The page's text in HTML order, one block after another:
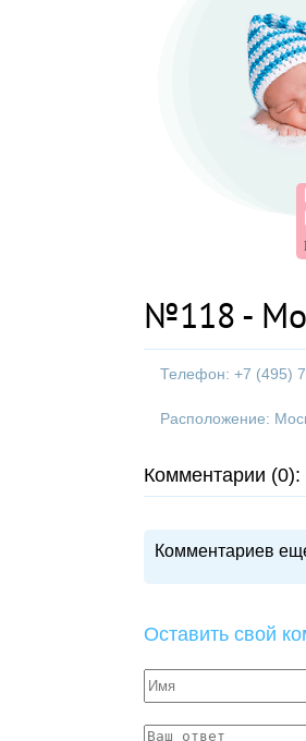
№118 -
Телефон: +7 (495)
Расположение:
Комментарии (0):
Комментариев
Оставить свой